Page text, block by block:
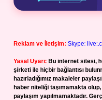
Reklam ve İletişim: Skype:
Yasal Uyarı: Bu internet sitesi,
şirketi ile hiçbir bağlantısı
hazırladığımız makaleler
haber niteliği taşımamakta
paylaşım yapılmamaktadır.